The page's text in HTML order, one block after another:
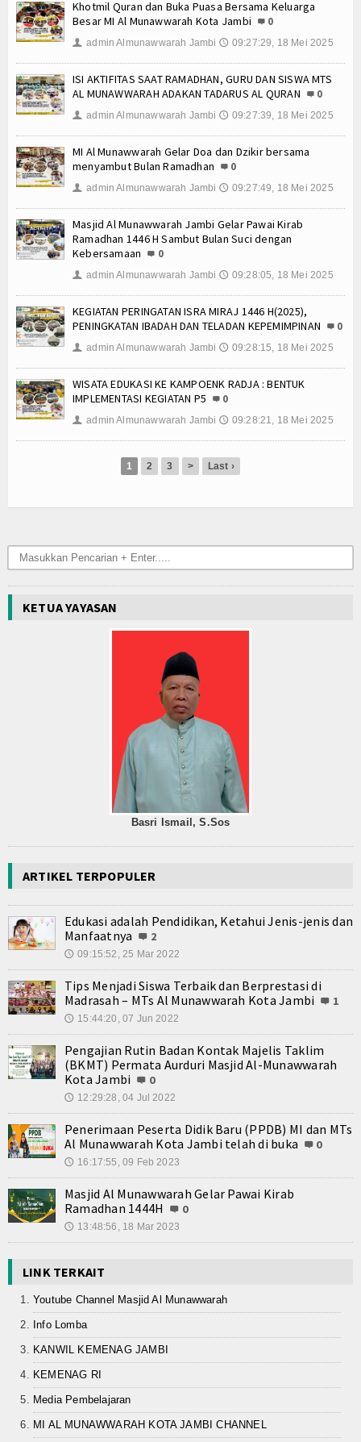
MATAMUDA Berakhir, 120 Murid Baru Resmi Jadi
Wisuda Tahfidz Angkatan V dan Tasyakuran Milad
MI Al Munawwarah bersinergi dalam program
Wisuda Tahfizh dan Pelepasan Siswa Kelas 6
MI dan MTs Al Munawwarah Meriahkan Pawai MTQ
Khotmil Quran dan Buka Puasa Bersama Keluarga
Besar MI Al Munawwarah Kota Jambi
0
👤 admin Almunawwarah Jambi 🕔 09:27:29, 18 Mei 2025
ISI AKTIFITAS SAAT RAMADHAN, GURU DAN SISWA MTS
AL MUNAWWARAH ADAKAN TADARUS AL QURAN
0
👤 admin Almunawwarah Jambi 🕔 09:27:39, 18 Mei 2025
MI Al Munawwarah Gelar Doa dan Dzikir bersama
menyambut Bulan Ramadhan
0
👤 admin Almunawwarah Jambi 🕔 09:27:49, 18 Mei 2025
Masjid Al Munawwarah Jambi Gelar Pawai Kirab
Ramadhan 1446 H Sambut Bulan Suci dengan
Kebersamaan
0
👤 admin Almunawwarah Jambi 🕔 09:28:05, 18 Mei 2025
KEGIATAN PERINGATAN ISRA MIRAJ 1446 H(2025),
PENINGKATAN IBADAH DAN TELADAN KEPEMIMPINAN
0
👤 admin Almunawwarah Jambi 🕔 09:28:15, 18 Mei 2025
WISATA EDUKASI KE KAMPOENK RADJA : BENTUK
IMPLEMENTASI KEGIATAN P5
0
👤 admin Almunawwarah Jambi 🕔 09:28:21, 18 Mei 2025
1 2 3 > Last ›
KETUA YAYASAN
Basri Ismail, S.Sos
ARTIKEL TERPOPULER
Edukasi adalah Pendidikan, Ketahui Jenis-jenis dan
Manfaatnya
2
🕔 09:15:52, 25 Mar 2022
Tips Menjadi Siswa Terbaik dan Berprestasi di
Madrasah – MTs Al Munawwarah Kota Jambi
1
🕔 15:44:20, 07 Jun 2022
Pengajian Rutin Badan Kontak Majelis Taklim
(BKMT) Permata Aurduri Masjid Al-Munawwarah
Kota Jambi
0
🕔 12:29:28, 04 Jul 2022
Penerimaan Peserta Didik Baru (PPDB) MI dan MTs
Al Munawwarah Kota Jambi telah di buka
0
🕔 16:17:55, 09 Feb 2023
Masjid Al Munawwarah Gelar Pawai Kirab
Ramadhan 1444H
0
🕔 13:48:56, 18 Mar 2023
LINK TERKAIT
Youtube Channel Masjid Al Munawwarah
Info Lomba
KANWIL KEMENAG JAMBI
KEMENAG RI
Media Pembelajaran
MI AL MUNAWWARAH KOTA JAMBI CHANNEL